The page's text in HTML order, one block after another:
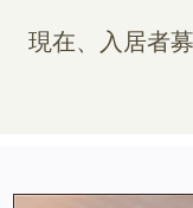
現在、入居者